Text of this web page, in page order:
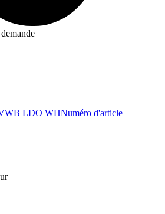
LDO WHNuméro d'article